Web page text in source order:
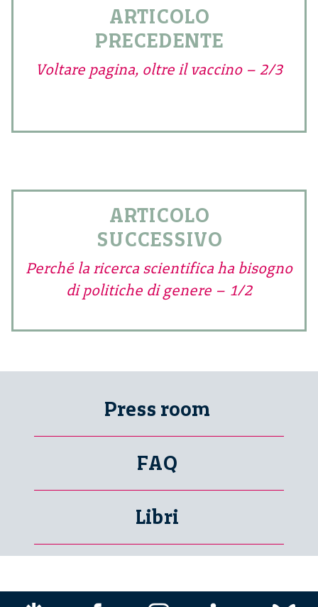
ARTICOLO
PRECEDENTE
Voltare pagina, oltre il vaccino – 2/3
ARTICOLO
SUCCESSIVO
Perché la ricerca scientifica ha bisogno
di politiche di genere – 1/2
Press room
FAQ
Libri